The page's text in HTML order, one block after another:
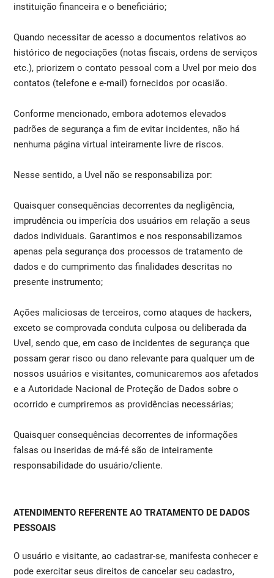
instituição financeira e o beneficiário;
Quando necessitar de acesso a documentos relativos ao
histórico de negociações (notas fiscais, ordens de serviços
etc.), priorizem o contato pessoal com a Uvel por meio dos
contatos (telefone e e-mail) fornecidos por ocasião.
Conforme mencionado, embora adotemos elevados
padrões de segurança a fim de evitar incidentes, não há
nenhuma página virtual inteiramente livre de riscos.
Nesse sentido, a Uvel não se responsabiliza por:
Quaisquer consequências decorrentes da negligência,
imprudência ou imperícia dos usuários em relação a seus
dados individuais. Garantimos e nos responsabilizamos
apenas pela segurança dos processos de tratamento de
dados e do cumprimento das finalidades descritas no
presente instrumento;
Ações maliciosas de terceiros, como ataques de hackers,
exceto se comprovada conduta culposa ou deliberada da
Uvel, sendo que, em caso de incidentes de segurança que
possam gerar risco ou dano relevante para qualquer um de
nossos usuários e visitantes, comunicaremos aos afetados
e a Autoridade Nacional de Proteção de Dados sobre o
ocorrido e cumpriremos as providências necessárias;
Quaisquer consequências decorrentes de informações
falsas ou inseridas de má-fé são de inteiramente
responsabilidade do usuário/cliente.
ATENDIMENTO REFERENTE AO TRATAMENTO DE DADOS
PESSOAIS
O usuário e visitante, ao cadastrar-se, manifesta conhecer e
pode exercitar seus direitos de cancelar seu cadastro,